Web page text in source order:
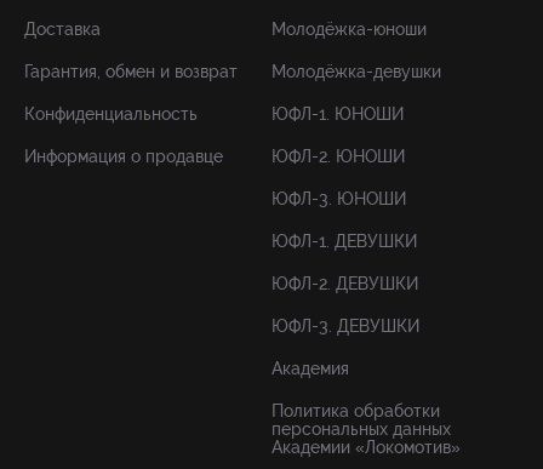
Доставка
Гарантия, обмен и возврат
Конфиденциальность
Информация о продавце
Молодёжка-юноши
Молодёжка-девушки
ЮФЛ-1. ЮНОШИ
ЮФЛ-2. ЮНОШИ
ЮФЛ-3. ЮНОШИ
ЮФЛ-1. ДЕВУШКИ
ЮФЛ-2. ДЕВУШКИ
ЮФЛ-3. ДЕВУШКИ
Академия
Политика обработки
персональных данных
Академии «Локомотив»